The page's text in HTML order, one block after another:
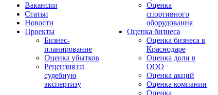
Вакансии
Статьи
Новости
Проекты
Бизнес-
планирование
Оценка убытков
Рецензия на
судебную
экспертизу
Оценка
спортивного
оборудования
Оценка бизнеса
Оценка бизнеса в
Краснодаре
Оценка доли в
ООО
Оценка акций
Оценка компании
Оценка